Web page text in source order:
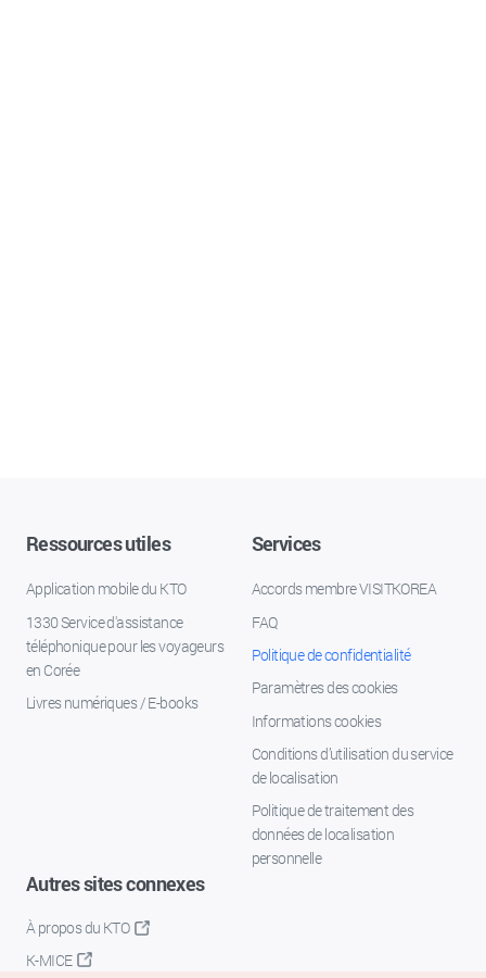
Ressources utiles
Application mobile du KTO
1330 Service d'assistance
téléphonique pour les voyageurs
en Corée
Livres numériques / E-books
Services
Accords membre VISITKOREA
FAQ
Politique de confidentialité
Paramètres des cookies
Informations cookies
Conditions d’utilisation du service
de localisation
Politique de traitement des
données de localisation
personnelle
Autres sites connexes
À propos du KTO
K-MICE